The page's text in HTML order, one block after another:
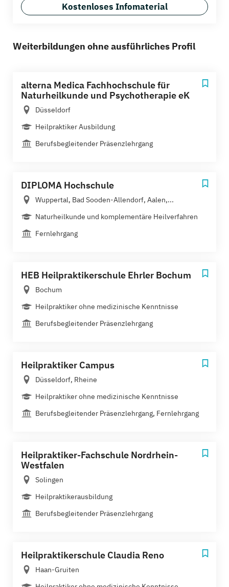
Kostenloses Infomaterial
Weiterbildungen ohne ausführliches Profil
alterna Medica Fachhochschule für
Naturheilkunde und Psychotherapie eK
Düsseldorf
Heilpraktiker Ausbildung
Berufsbegleitender Präsenzlehrgang
DIPLOMA Hochschule
Wuppertal, Bad Sooden-Allendorf, Aalen,...
Naturheilkunde und komplementäre Heilverfahren
Fernlehrgang
HEB Heilpraktikerschule Ehrler Bochum
Bochum
Heilpraktiker ohne medizinische Kenntnisse
Berufsbegleitender Präsenzlehrgang
Heilpraktiker Campus
Düsseldorf, Rheine
Heilpraktiker ohne medizinische Kenntnisse
Berufsbegleitender Präsenzlehrgang, Fernlehrgang
Heilpraktiker-Fachschule Nordrhein-
Westfalen
Solingen
Heilpraktikerausbildung
Berufsbegleitender Präsenzlehrgang
Heilpraktikerschule Claudia Reno
Haan-Gruiten